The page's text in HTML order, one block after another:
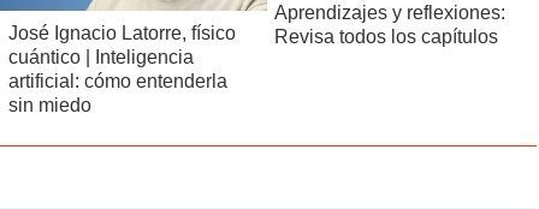
José Ignacio Latorre, físico
cuántico | Inteligencia
artificial: cómo entenderla
sin miedo
Aprendizajes y reflexiones:
Revisa todos los capítulos